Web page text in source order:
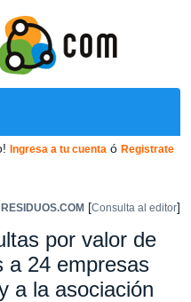
Ingresa a tu cuenta ó Registrate
RESIDUOS.COM [Consulta al editor]
por valor de
a 24 empresas
a la asociación